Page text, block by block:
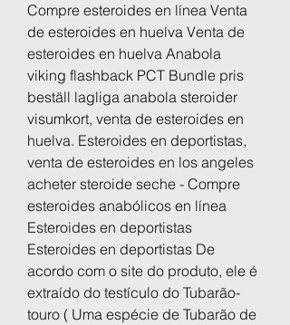
Compre esteroides en línea Venta
de esteroides en huelva Venta de
esteroides en huelva Anabola
viking flashback PCT Bundle pris
beställ lagliga anabola steroider
visumkort, venta de esteroides en
huelva. Esteroides en deportistas,
venta de esteroides en los angeles
acheter steroide seche - Compre
esteroides anabólicos en línea
Esteroides en deportistas
Esteroides en deportistas De
acordo com o site do produto, ele é
extraído do testículo do Tubarão-
touro ( Uma espécie de Tubarão de